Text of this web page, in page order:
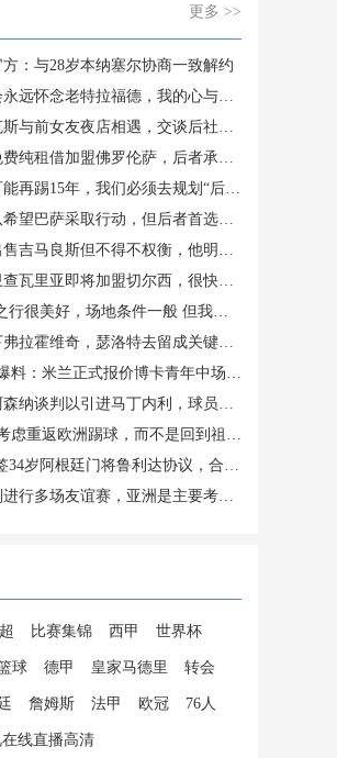
更多 >>
：与28岁本纳塞尔协商一致解约
怀念老特拉福德，我的心与你们同在
女友夜店相遇，交谈后社媒再次互关
借加盟佛罗伦萨，后者承担全额薪水
15年，我们必须去规划“后梅西时代”
萨采取行动，但后者首选引进罗德里
良斯但不得不权衡，他明确说出了意愿
亚即将加盟切尔西，很快就会官方宣布
美好，场地条件一般 但我们踢得不错
霍维奇，瑟洛特去留成关键变量
米兰正式报价博卡青年中场帕雷德斯
判以引进马丁内利，球员合同明夏到期
重返欧洲踢球，而不是回到祖国巴西
岁阿根廷门将鲁利达协议，合同2+1
场友谊赛，亚洲是主要考虑的目的地
比赛集锦 西甲 世界杯
球 德甲 皇家马德里 转会
詹姆斯 法甲 欧冠 76人
线直播高清